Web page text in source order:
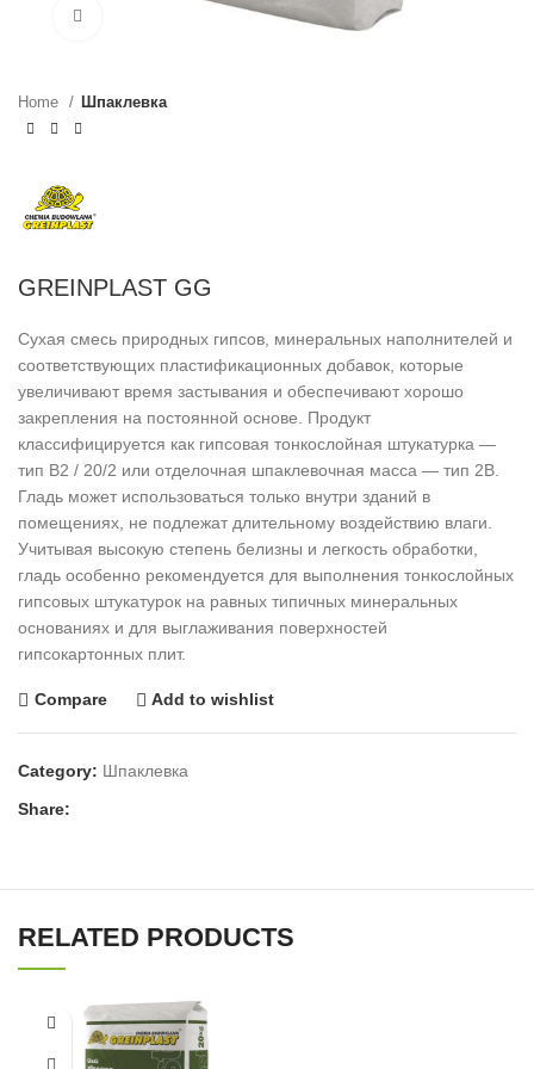
Home Шпаклевка
GREINPLAST GG
Сухая смесь природных гипсов, минеральных наполнителей и
соответствующих пластификационных добавок, которые
увеличивают время застывания и обеспечивают хорошо
закрепления на постоянной основе. Продукт
классифицируется как гипсовая тонкослойная штукатурка —
тип B2 / 20/2 или отделочная шпаклевочная масса — тип 2B.
Гладь может использоваться только внутри зданий в
помещениях, не подлежат длительному воздействию влаги.
Учитывая высокую степень белизны и легкость обработки,
гладь особенно рекомендуется для выполнения тонкослойных
гипсовых штукатурок на равных типичных минеральных
основаниях и для выглаживания поверхностей
гипсокартонных плит.
Compare Add to wishlist
Category: Шпаклевка
Share:
RELATED PRODUCTS